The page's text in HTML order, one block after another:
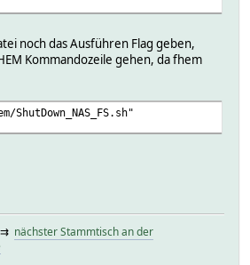
noch das Ausführen Flag geben,
Kommandozeile gehen, da fhem
ShutDown_NAS_FS.sh"
⇉ nächster Stammtisch an der